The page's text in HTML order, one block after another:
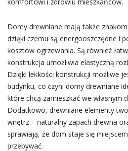
Domy drewniane mają także
dzięki czemu są energooszczędne i
kosztów ogrzewania. Są również
konstrukcja umożliwia elastyczną
Dzięki lekkości konstrukcji możliwe
budynku, co czyni domy drewniane
które chcą zamieszkać we własnym
Dodatkowo, drewniane elementy
wnętrz – naturalny zapach drewna
sprawiają, że dom staje się
przebywać.